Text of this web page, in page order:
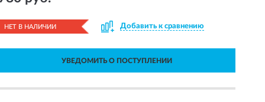
НЕТ В НАЛИЧИИ Добавить к сравнению
УВЕДОМИТЬ О ПОСТУПЛЕНИИ